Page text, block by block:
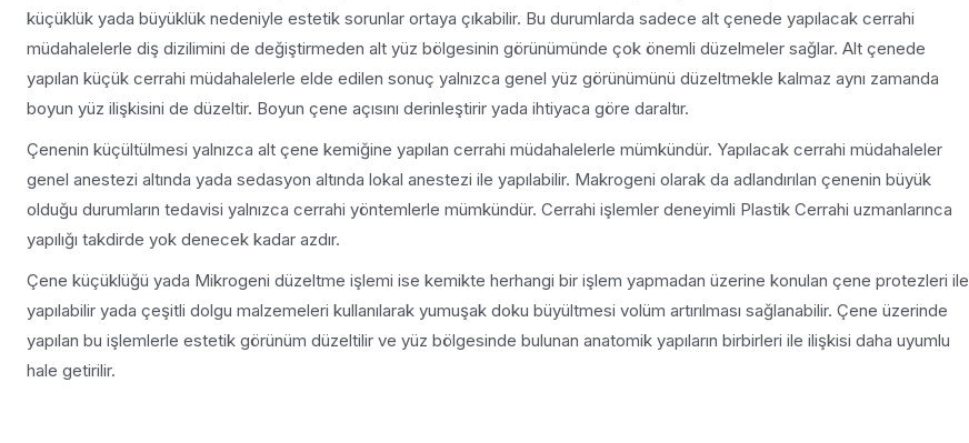
küçüklük yada büyüklük nedeniyle estetik sorunlar ortaya çıkabilir. Bu durumlarda sadece alt çenede yapılacak cerrahi
müdahalelerle diş dizilimini de değiştirmeden alt yüz bölgesinin görünümünde çok önemli düzelmeler sağlar. Alt çenede
yapılan küçük cerrahi müdahalelerle elde edilen sonuç yalnızca genel yüz görünümünü düzeltmekle kalmaz aynı zamanda
boyun yüz ilişkisini de düzeltir. Boyun çene açısını derinleştirir yada ihtiyaca göre daraltır.
Çenenin küçültülmesi yalnızca alt çene kemiğine yapılan cerrahi müdahalelerle mümkündür. Yapılacak cerrahi müdahaleler
genel anestezi altında yada sedasyon altında lokal anestezi ile yapılabilir. Makrogeni olarak da adlandırılan çenenin büyük
olduğu durumların tedavisi yalnızca cerrahi yöntemlerle mümkündür. Cerrahi işlemler deneyimli Plastik Cerrahi uzmanlarınca
yapılığı takdirde yok denecek kadar azdır.
Çene küçüklüğü yada Mikrogeni düzeltme işlemi ise kemikte herhangi bir işlem yapmadan üzerine konulan çene protezleri ile
yapılabilir yada çeşitli dolgu malzemeleri kullanılarak yumuşak doku büyültmesi volüm artırılması sağlanabilir. Çene üzerinde
yapılan bu işlemlerle estetik görünüm düzeltilir ve yüz bölgesinde bulunan anatomik yapıların birbirleri ile ilişkisi daha uyumlu
hale getirilir.